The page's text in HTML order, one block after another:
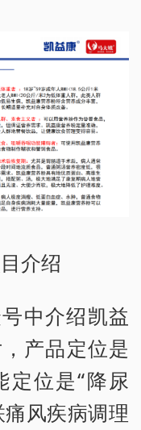
介绍
中介绍凯益
产品定位是
定位是“降尿
风疾病调理